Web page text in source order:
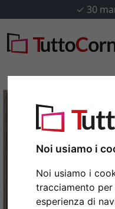
Noi usiamo i
Noi usiamo i
tracciamento
esperienza di
✓ 30